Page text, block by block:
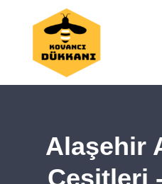
Alaşehir
Çeşitleri